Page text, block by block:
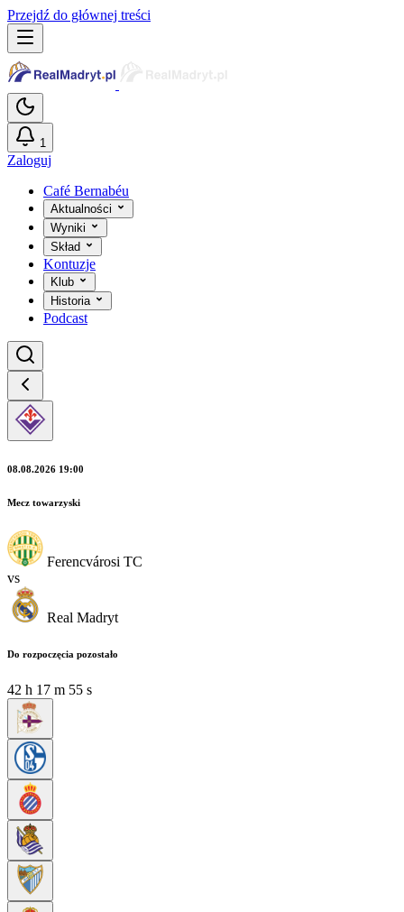
Przejdź do głównej treści
1
Zaloguj
Café Bernabéu
Aktualności
Wyniki
Skład
Kontuzje
Klub
Historia
Podcast
08.08.2026 19:00
Mecz towarzyski
Ferencvárosi TC
vs
Real Madryt
Do rozpoczęcia pozostało
42 h 17 m 54 s